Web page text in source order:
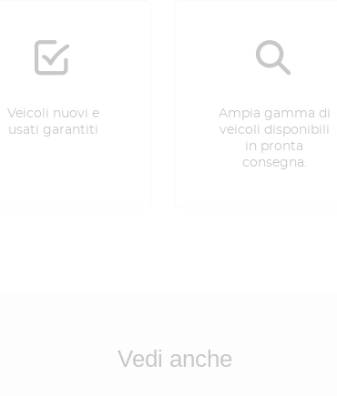
Veicoli nuovi e
usati garantiti
Ampia gamma di
veicoli disponibili
in pronta
consegna.
Vedi anche